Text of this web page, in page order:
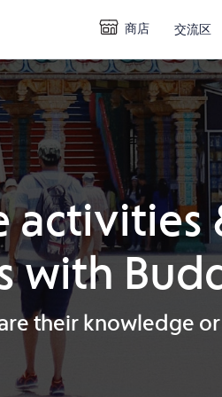
商店 交流区
activities
with
their knowledge